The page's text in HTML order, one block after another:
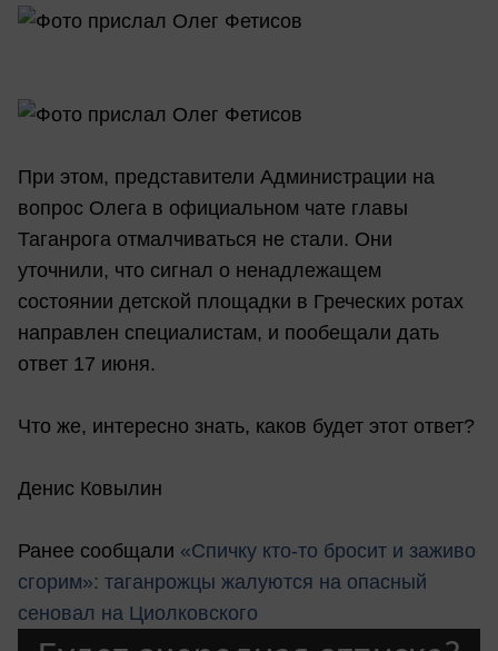
При этом, представители Администрации на
вопрос Олега в официальном чате главы
Таганрога отмалчиваться не стали. Они
уточнили, что сигнал о ненадлежащем
состоянии детской площадки в Греческих ротах
направлен специалистам, и пообещали дать
ответ 17 июня.
Что же, интересно знать, каков будет этот ответ?
Денис Ковылин
Ранее сообщали «Спичку кто-то бросит и заживо
сгорим»: таганрожцы жалуются на опасный
сеновал на Циолковского